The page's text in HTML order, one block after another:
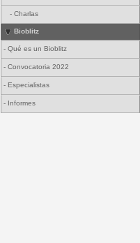
- Charlas
Bioblitz
- Qué es un Bioblitz
- Convocatoria 2022
- Especialistas
- Informes